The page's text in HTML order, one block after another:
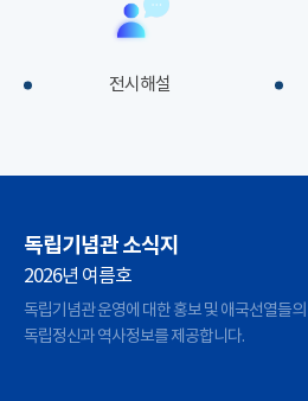
전시해설
독립기념관 소식지
2026년 여름호
독립기념관 운영에 대한 홍보 및 애국선열들의
독립정신과 역사정보를 제공합니다.